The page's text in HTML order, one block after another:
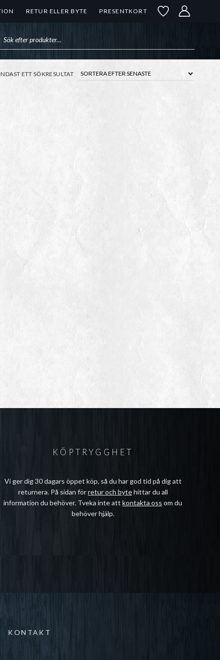
RETUR ELLER BYTE PRESENTKORT
ETT SÖKRESULTAT
KÖPTRYGGHET
Vi ger dig 30 dagars öppet köp, så du har god tid på dig att
returnera. På sidan förretur och bytehittar du all
information du behöver. Tveka inte attkontakta oss om du
behöver hjälp.
KONTAKT